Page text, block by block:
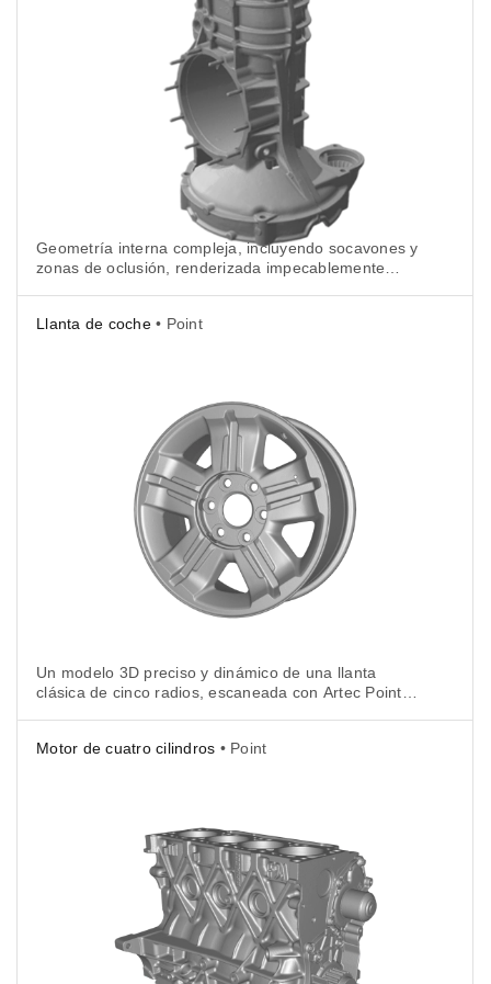
Geometría interna compleja, incluyendo socavones y
zonas de oclusión, renderizada impecablemente
Llanta de coche• Point
Un modelo 3D preciso y dinámico de una llanta
clásica de cinco radios, escaneada con Artec Point
hendiduras y bordes afilados de la pieza.
Motor de cuatro cilindros • Point